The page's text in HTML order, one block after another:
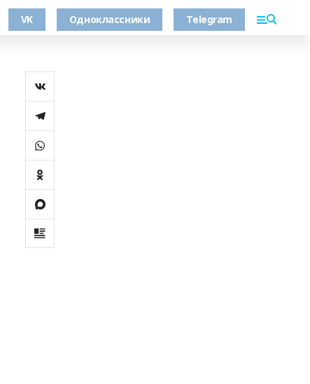
VK Одноклассники Telegram